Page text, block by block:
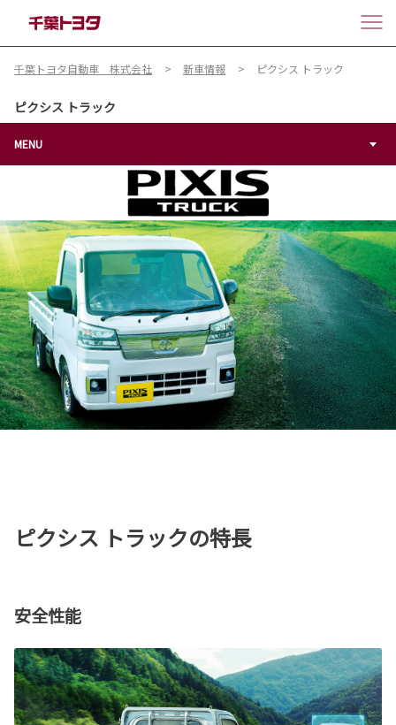
千葉トヨタ自動車 株式会社 新車情報 ピクシス トラック
ピクシス トラック
MENU
ピクシス トラックの特長
安全性能